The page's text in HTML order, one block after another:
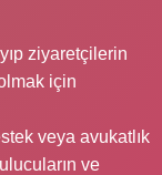
ziyaretçilerin
için
veya avukatlık
ve